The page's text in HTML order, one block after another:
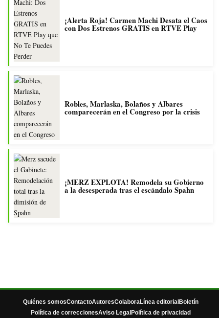
¡Alerta Roja! Carmen Machi Desata el Caos
con Dos Estrenos GRATIS en RTVE Play
Robles, Marlaska, Bolaños y Albares
comparecerán en el Congreso por la crisis
¡MERZ EXPLOTA! Remodela su Gobierno
a la desesperada tras el escándalo Spahn
Quiénes somosContactoAutoresColaboraLínea editorial Boletín
Política de correccionesAviso Legal Política de privacidad